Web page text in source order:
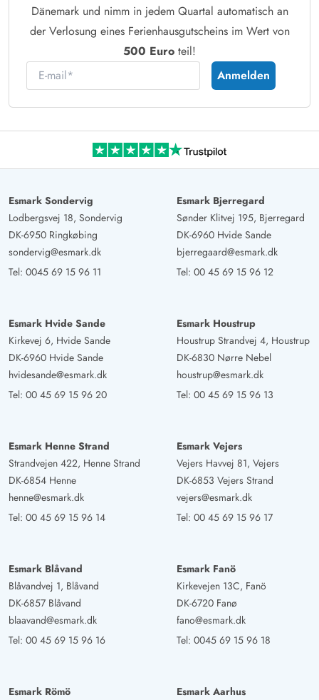
Dänemark und nimm in jedem Quartal automatisch an
der Verlosung eines Ferienhausgutscheins im Wert von
500 Euro teil!
E-mail
Anmelden
Esmark Sondervig
Lodbergsvej 18, Sondervig
DK-6950 Ringkøbing
sondervig@esmark.dk
Tel: 0045 69 15 96 11
Esmark Bjerregard
Sønder Klitvej 195, Bjerregard
DK-6960 Hvide Sande
bjerregaard@esmark.dk
Tel: 00 45 69 15 96 12
Esmark Hvide Sande
Kirkevej 6, Hvide Sande
DK-6960 Hvide Sande
hvidesande@esmark.dk
Tel: 00 45 69 15 96 20
Esmark Houstrup
Houstrup Strandvej 4, Houstrup
DK-6830 Nørre Nebel
houstrup@esmark.dk
Tel: 00 45 69 15 96 13
Esmark Henne Strand
Strandvejen 422, Henne Strand
DK-6854 Henne
henne@esmark.dk
Tel: 00 45 69 15 96 14
Esmark Vejers
Vejers Havvej 81, Vejers
DK-6853 Vejers Strand
vejers@esmark.dk
Tel: 00 45 69 15 96 17
Esmark Blåvand
Blåvandvej 1, Blåvand
DK-6857 Blåvand
blaavand@esmark.dk
Tel: 00 45 69 15 96 16
Esmark Fanö
Kirkevejen 13C, Fanö
DK-6720 Fanø
fano@esmark.dk
Tel: 0045 69 15 96 18
Esmark Römö
Esmark Aarhus